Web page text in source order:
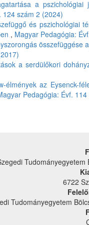
a
124 szám 2 (2024)
és pszichológiai
, Magyar Pedagógia:
összefüggése
a serdülőkori
élmények az Eysenck-
Pedagógia: Évf.
6722
Tudományegyetem